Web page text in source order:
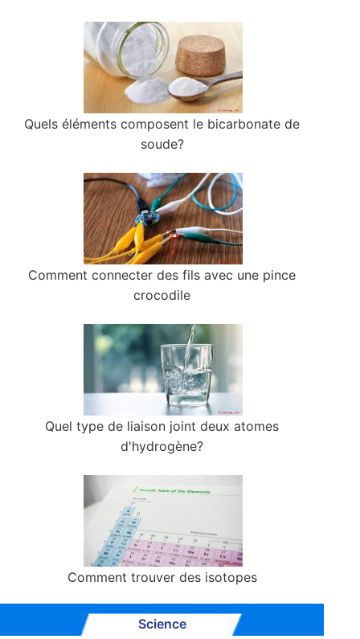
Quels éléments composent le bicarbonate de
soude?
Comment connecter des fils avec une pince
crocodile
Quel type de liaison joint deux atomes
d'hydrogène?
Comment trouver des isotopes
Science